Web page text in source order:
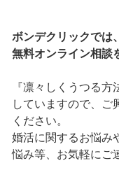
ボンデクリックでは
無料オンライン相談
『凛々しくうつる
していますので、ご
ください。
婚活に関するお悩み
悩み等、お気軽にご